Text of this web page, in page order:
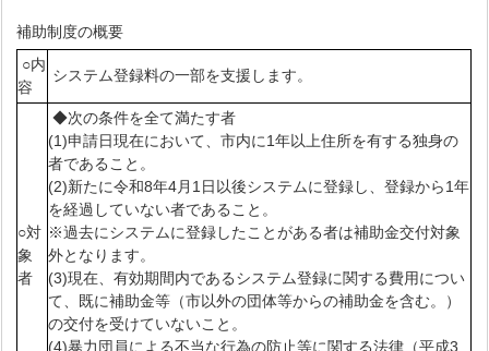
補助制度の概要
○内
容
システム登録料の一部を支援します。
○対
象
者
◆次の条件を全て満たす者
(1)申請日現在において、市内に1年以上住所を有する独身の
者であること。
(2)新たに令和8年4月1日以後システムに登録し、登録から1年
を経過していない者であること。
※過去にシステムに登録したことがある者は補助金交付対象
外となります。
(3)現在、有効期間内であるシステム登録に関する費用につい
て、既に補助金等（市以外の団体等からの補助金を含む。）
の交付を受けていないこと。
(4)暴力団員による不当な行為の防止等に関する法律（平成3